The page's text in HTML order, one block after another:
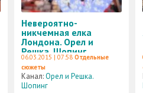
Невероятно-
никчемная елка
Лондона. Орел и
Решка. Шопинг
06.03.2015 | 07:58 Отдельные
сюжеты
Канал:Орел и Решка.
Шопинг